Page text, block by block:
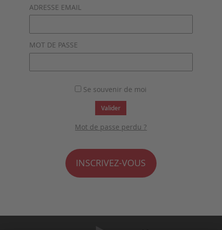
ADRESSE EMAIL
MOT DE PASSE
Se souvenir de moi
Valider
Mot de passe perdu ?
INSCRIVEZ-VOUS